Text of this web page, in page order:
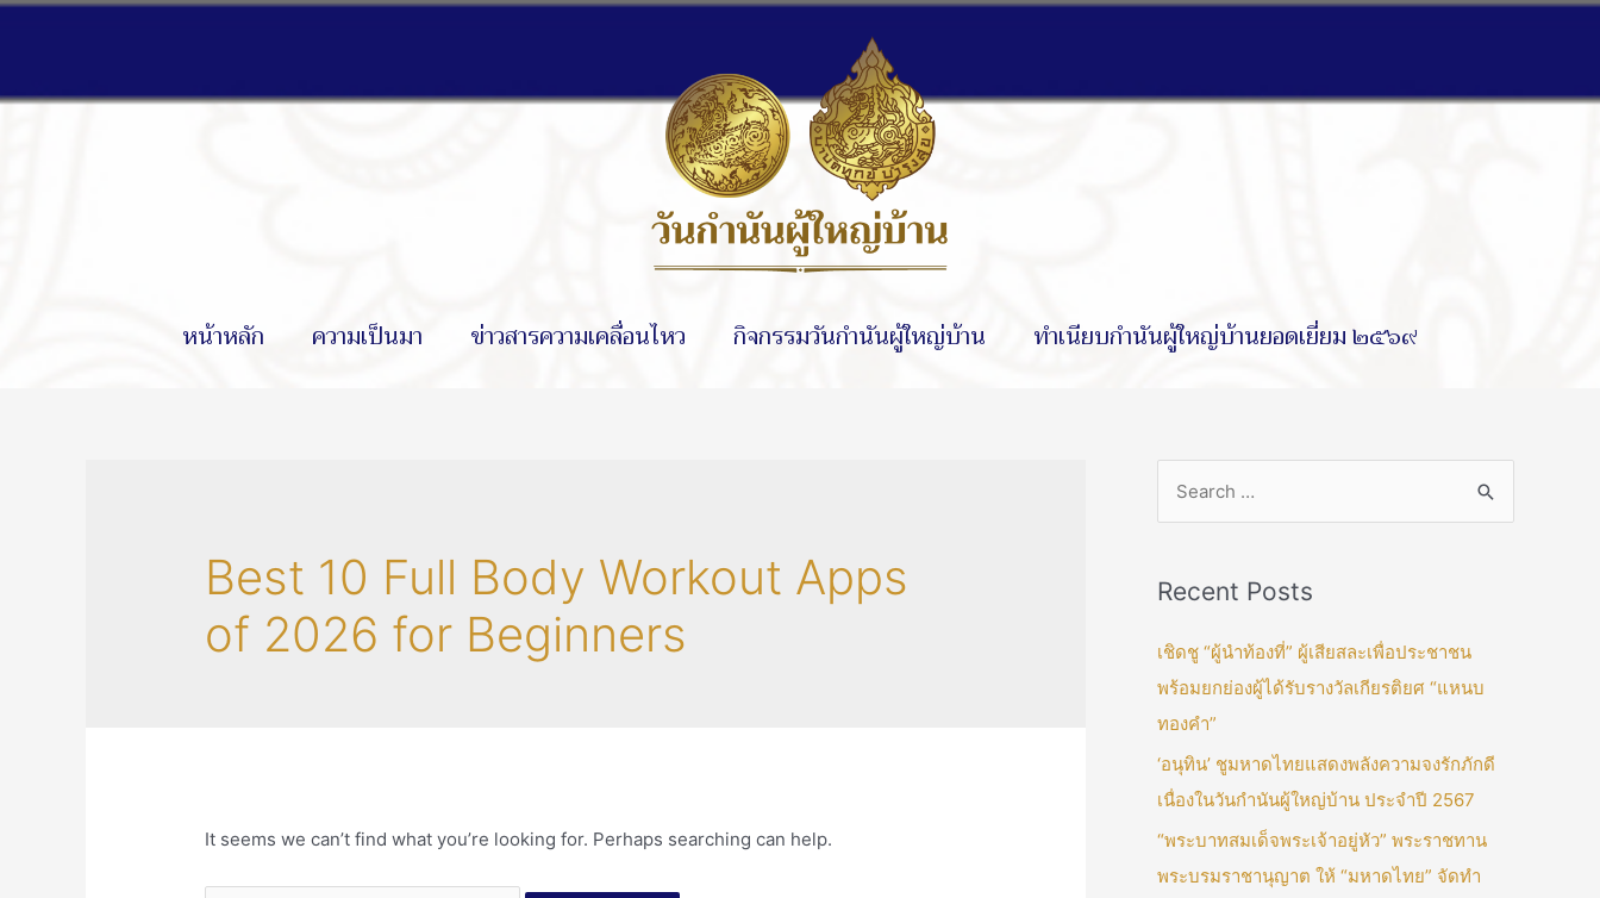
หน้าหลัก ความเป็นมา ข่าวสารความเคลื่อนไหว กิจกรรมวันกำนันผู้ใหญ่บ้าน ทำเนียบกำนันผู้ใหญ่บ้านยอดเยี่ยม ๒๕๖๙
Best 10 Full Body Workout Apps
of 2026 for Beginners
It seems we can’t find what you’re looking for. Perhaps searching can help.
Recent Posts
เชิดชู “ผู้นำท้องที่” ผู้เสียสละเพื่อประชาชน
พร้อมยกย่องผู้ได้รับรางวัลเกียรติยศ “แหนบ
ทองคำ”
‘อนุทิน’ ชูมหาดไทยแสดงพลังความจงรักภักดี
เนื่องในวันกำนันผู้ใหญ่บ้าน ประจำปี 2567
“พระบาทสมเด็จพระเจ้าอยู่หัว” พระราชทาน
พระบรมราชานุญาต ให้ “มหาดไทย” จัดทำ